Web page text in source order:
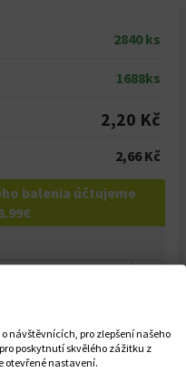
2840 ks
1688ks
2,20 Kč
2,66 Kč
balenia účtujeme
2,66 Kč
návštěvnících, pro zlepšení našeho
poskytnutí skvělého zážitku z
otevřené nastavení.